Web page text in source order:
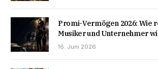
Promi-Vermögen 2026: Wie
Musiker und Unternehmer
16. Juni 2026